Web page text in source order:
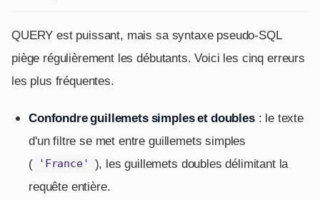
QUERY est puissant, mais sa syntaxe pseudo-SQL
piège régulièrement les débutants. Voici les cinq erreurs
les plus fréquentes.
Confondre guillemets simples et doubles: le texte
d'un filtre se met entre guillemets simples
(
'France'
), les guillemets doubles délimitant la
requête entière.